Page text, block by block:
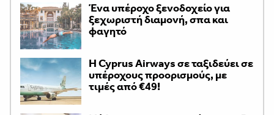
Ένα υπέροχο ξενοδοχείο για
ξεχωριστή διαμονή, σπα και
φαγητό
H Cyprus Airways σε ταξιδεύει σε
υπέροχους προορισμούς, με
τιμές από €49!